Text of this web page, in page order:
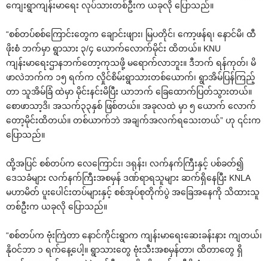
ကျေးရွာကျန်းမာရေး လုပ်သားတစ်ဦးက ယခုလို ပြောသည်။
“စစ်တပ်စစ်ကြောင်းတွေက ချောင်းဖျား၊ မြပတိုင်၊‌ ကော့ဖန်ရ၊‌ နောင်မိ၊ ထီ
ဖိုးစံ ဘက်မှာ ရွာသား ၃‌‌/၄ ယောက်လောက်မိုင်း ထိတယ်။ KNU
ကျန်းမာရေးဌာနဘက်တော့ကုသဖို့ မရောက်လာဘူး။ ဒီဘက် ရန်ကုတ်၊ မိ
ဖာလဲဘက်က ၁၅ ရက်က လှိုင်စိမ်းရွာသားတစ်ယောက်၊ ရွာအိမ်ပြန်ကြည့်
တာ သူအိမ်ခြံ ထဲမှာ မိုင်းနင်းမိပြီး ယာဘက် ခြေထောက်ပြတ်သွားတယ်။
စောဖာသာ့ဒိ၊ အသက်၃၃နှစ် ဖြစ်တယ်။ အခုလထဲ မှာ ၅ ‌‌‌‌‌‌ယောက် လောက်
တော့မိုင်းထိတယ်။ တစ်‌ယာက်ဘဲ အချက်အလက်ရသေးတယ်” ဟု ၎င်းက
ပြောသည်။
ထို့အပြင် စစ်တပ်က လေကြောင်း၊ ဒရုန်း၊ လက်နက်ကြီးနှင့် ပစ်ခတ်၍
ဒေသခံများ လက်နက်ကြီးအစမှန် ဒဏ်ရာရ‌‌သူများ ဆက်ရှိနေပြီး KNLA
မဟာမိတ် ပူးပေါင်းတပ်များနှင့် စစ်အုပ်စုတိုက်ပွဲ အခြေအနေကို သိထားသူ
တစ်ဦးက ယခုလို ပြောသည်။
“စစ်တပ်က ဗုံးကြဲတာ နောင်ကိုင်းရွာက ကျန်းမာရေးဆေးခန်းနား ကျတယ်၊
နိုဝင်ဘာ ၁ ရက်နေ့ပေါ့။ ရွာသားတွေ ဗုံးသီးအစမှန်တာ၊ ထိတာတွေ ရှိ